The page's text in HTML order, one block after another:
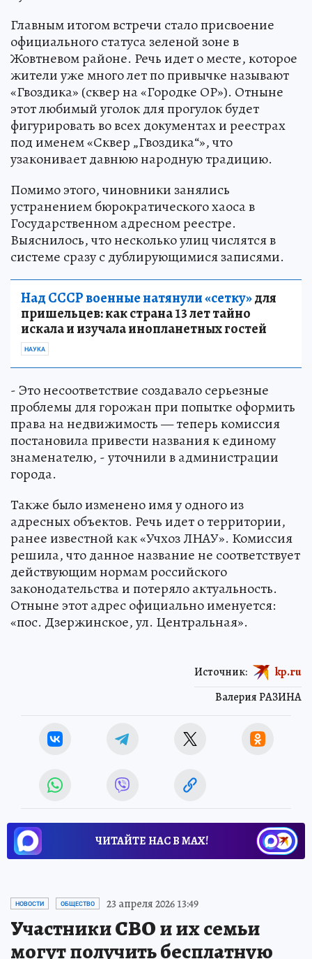
Главным итогом встречи стало присвоение
официального статуса зеленой зоне в
Жовтневом районе. Речь идет о месте, которое
жители уже много лет по привычке называют
«Гвоздика» (сквер на «Городке ОР»). Отныне
этот любимый уголок для прогулок будет
фигурировать во всех документах и реестрах
под именем «Сквер „Гвоздика“», что
узаконивает давнюю народную традицию.
Помимо этого, чиновники занялись
устранением бюрократического хаоса в
Государственном адресном реестре.
Выяснилось, что несколько улиц числятся в
системе сразу с дублирующимися записями.
Над СССР военные натянули «сетку»для
пришельцев: как страна 13 лет тайно
искала и изучала инопланетных гостей
НАУКА
- Это несоответствие создавало серьезные
проблемы для горожан при попытке оформить
права на недвижимость — теперь комиссия
постановила привести названия к единому
знаменателю, - уточнили в администрации
города.
Также было изменено имя у одного из
адресных объектов. Речь идет о территории,
ранее известной как «Учхоз ЛНАУ». Комиссия
решила, что данное название не соответствует
действующим нормам российского
законодательства и потеряло актуальность.
Отныне этот адрес официально именуется:
«пос. Дзержинское, ул. Центральная».
Валерия РАЗИНА
Источник: kp.ru
ЧИТАЙТЕ НАС В МАХ!
НОВОСТИ ОБЩЕСТВО 23 апреля 2026 13:49
Участники СВО и их семьи
могут получить бесплатную